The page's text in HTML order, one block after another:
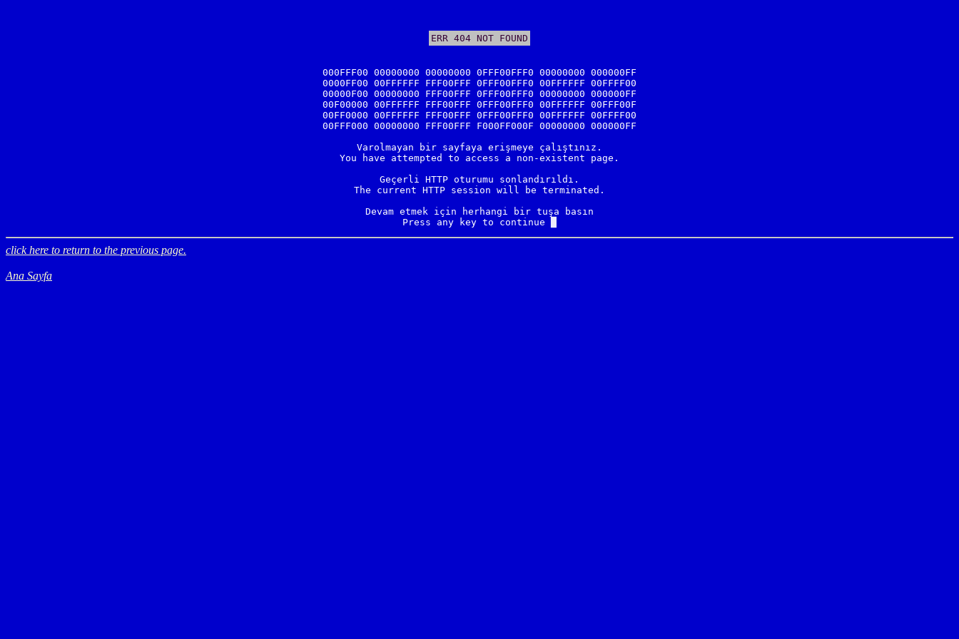
ERR 404 NOT FOUND
000FFF00 00000000 00000000 0FFF00FFF0 00000000 000000FF
0000FF00 00FFFFFF FFF00FFF 0FFF00FFF0 00FFFFFF 00FFFF00
00000F00 00000000 FFF00FFF 0FFF00FFF0 00000000 000000FF
00F00000 00FFFFFF FFF00FFF 0FFF00FFF0 00FFFFFF 00FFF00F
00FF0000 00FFFFFF FFF00FFF 0FFF00FFF0 00FFFFFF 00FFFF00
00FFF000 00000000 FFF00FFF F000FF000F 00000000 000000FF
Varolmayan bir sayfaya erişmeye çalıştınız.
You have attempted to access a non-existent page.
Geçerli HTTP oturumu sonlandırıldı.
The current HTTP session will be terminated.
Devam etmek için herhangi bir tuşa basın
Press any key to continue
click here to return to the previous page.
Ana Sayfa